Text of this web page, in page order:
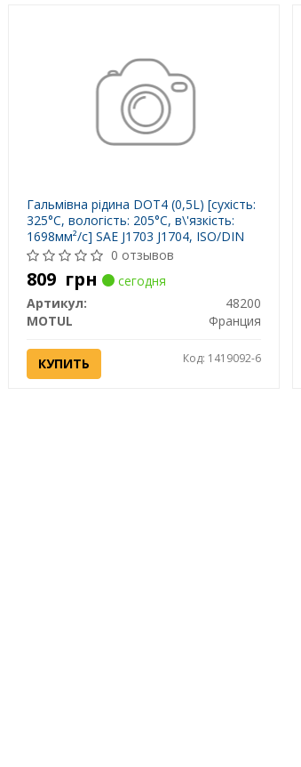
Гальмівна рідина DOT4 (0,5L) [сухість:
325°C, вологість: 205°C, в\'язкість:
1698мм²/с] SAE J1703 J1704, ISO/DIN
4925
0 отзывов
809 грн
сегодня
Артикул:
48200
MOTUL
Франция
КУПИТЬ Код: 1419092-6